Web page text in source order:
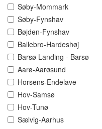
Søby-Mommark
Søby-Fynshav
Bøjden-Fynshav
Ballebro-Hardeshøj
Barsø Landing - Barsø
Aarø-Aarøsund
Horsens-Endelave
Hov-Samsø
Hov-Tunø
Sælvig-Aarhus